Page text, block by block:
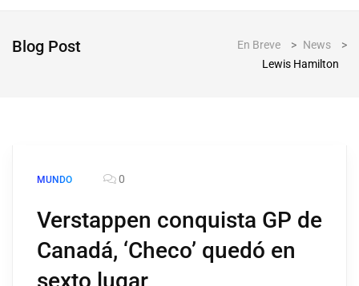
Blog Post En Breve > News
>
Lewis Hamilton
MUNDO 0
Verstappen conquista GP de
Canadá, ‘Checo’ quedó en